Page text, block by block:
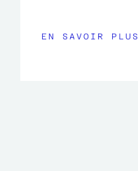
EN SAVOIR PLUS